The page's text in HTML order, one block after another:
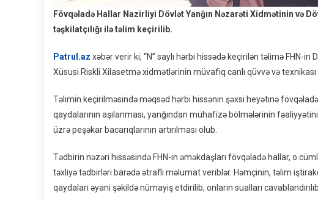
Fövqəladə Hallar Nazirliyi Dövlət Yanğın Nəzarəti Xidmətinin və
təşkilatçılığı ilə təlim keçirilib.
Patrul.az xəbər verir ki, “N” saylı hərbi hissədə keçirilən təlimə FHN-
Xüsusi Riskli Xilasetmə xidmətlərinin müvafiq canlı qüvvə və texnikası
Təlimin keçirilməsində məqsəd hərbi hissənin şəxsi heyətinə
qaydalarının aşılanması, yanğından mühafizə bölmələrinin
üzrə peşəkar bacarıqlarının artırılması olub.
Tədbirin nəzəri hissəsində FHN-in əməkdaşları fövqəladə hallar, o
təxliyə tədbirləri barədə ətraflı məlumat veriblər. Həmçinin, təlim
qaydaları əyani şəkildə nümayiş etdirilib, onların sualları cavablandırılıb.